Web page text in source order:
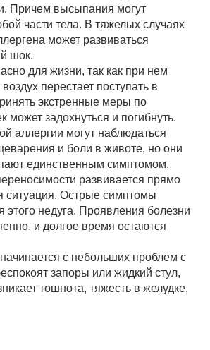
Причем высыпания могут
части тела. В тяжелых случаях
может развиваться
шок.
для жизни, так как при нем
перестает поступать в
экстренные меры по
может задохнуться и погибнуть.
аллергии могут наблюдаться
и боли в животе, но они
единственным симптомом.
развивается прямо
ситуация. Острые симптомы
этого недуга. Проявления болезни
и долгое время остаются
с небольших проблем с
запоры или жидкий стул,
тошнота, тяжесть в желудке,